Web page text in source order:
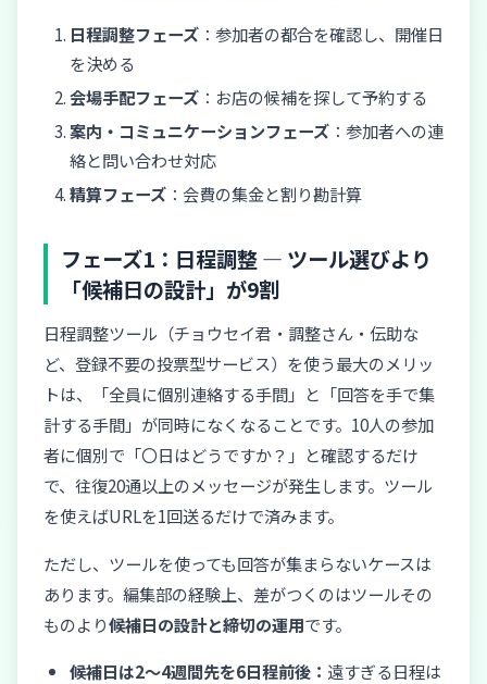
日程調整フェーズ ：参加者の都合を確認し、開催日
を決める
会場手配フェーズ ：お店の候補を探して予約する
案内・コミュニケーションフェーズ ：参加者への連
絡と問い合わせ対応
精算フェーズ ：会費の集金と割り勘計算
フェーズ1：日程調整 — ツール選びより
「候補日の設計」が9割
日程調整ツール（チョウセイ君・調整さん・伝助な
ど、登録不要の投票型サービス）を使う最大のメリッ
トは、「全員に個別連絡する手間」と「回答を手で集
計する手間」が同時になくなることです。10人の参加
者に個別で「〇日はどうですか？」と確認するだけ
で、往復20通以上のメッセージが発生します。ツール
を使えばURLを1回送るだけで済みます。
ただし、ツールを使っても回答が集まらないケースは
あります。編集部の経験上、差がつくのはツールその
ものより候補日の設計と締切の運用です。
候補日は2〜4週間先を6日程前後： 遠すぎる日程は